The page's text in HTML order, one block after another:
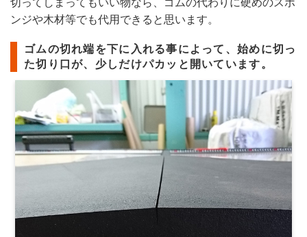
切ってしまってもいい物なら、ゴムの代わりに硬めのスポ
ンジや木材等でも代用できると思います。
ゴムの切れ端を下に入れる事によって、始めに切っ
た切り口が、少しだけパカッと開いています。